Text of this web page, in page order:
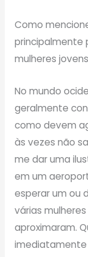
Como
principalmente
mulheres
No mundo
geralmente
como devem
às vezes não
me dar uma
em um
esperar um ou
várias
aproximaram.
imediatamente